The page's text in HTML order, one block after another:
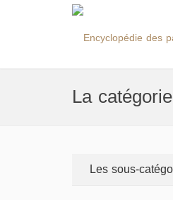
La
Les sous-